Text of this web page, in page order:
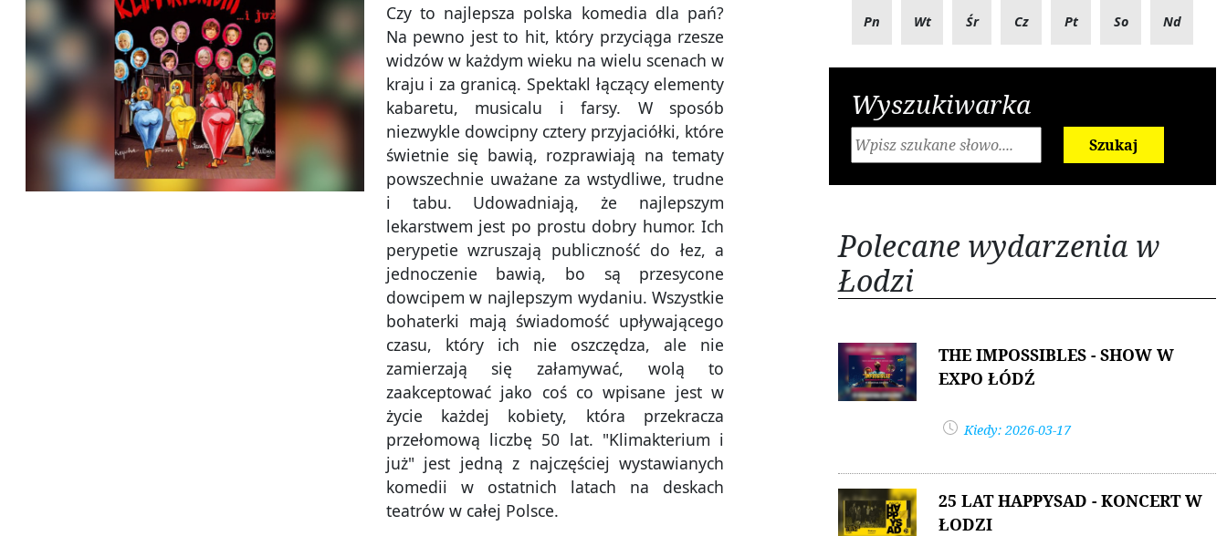
Czy to najlepsza polska komedia dla pań?
Na pewno jest to hit, który przyciąga rzesze
widzów w każdym wieku na wielu scenach w
kraju i za granicą. Spektakl łączący elementy
kabaretu, musicalu i farsy. W sposób
niezwykle dowcipny cztery przyjaciółki, które
świetnie się bawią, rozprawiają na tematy
powszechnie uważane za wstydliwe, trudne
i tabu. Udowadniają, że najlepszym
lekarstwem jest po prostu dobry humor. Ich
perypetie wzruszają publiczność do łez, a
jednoczenie bawią, bo są przesycone
dowcipem w najlepszym wydaniu. Wszystkie
bohaterki mają świadomość upływającego
czasu, który ich nie oszczędza, ale nie
zamierzają się załamywać, wolą to
zaakceptować jako coś co wpisane jest w
życie każdej kobiety, która przekracza
przełomową liczbę 50 lat. "Klimakterium i
już" jest jedną z najczęściej wystawianych
komedii w ostatnich latach na deskach
teatrów w całej Polsce.
Pn Wt Śr Cz Pt So Nd
Wyszukiwarka
Szukaj
Polecane wydarzenia w
Łodzi
THE IMPOSSIBLES - SHOW W
EXPO ŁÓDŹ
Kiedy: 2026-03-17
25 LAT HAPPYSAD - KONCERT W
ŁODZI